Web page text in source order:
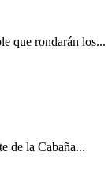
que rondarán los...
de la Cabaña...